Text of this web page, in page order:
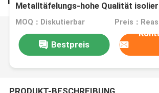
Metalltäfelungs-hohe Qualität
profiliertes Stahlblech
MOQ：Diskutierbar Preis：
Bestpreis
PRODUKT-BESCHREIBUNG